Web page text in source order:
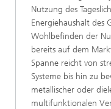
Nutzung des
Energiehaushalt des
Wohlbefinden der
bereits auf dem
Spanne reicht von
Systeme bis hin zu
metallischer oder
multifunktionalen